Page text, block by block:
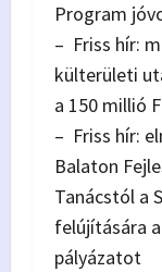
Program
– Friss hír:
külterületi
a 150 millió
– Friss hír:
Balaton
Tanácstól a
felújítására
pályázatot